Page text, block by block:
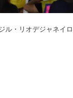
ル・リオデジャネイ